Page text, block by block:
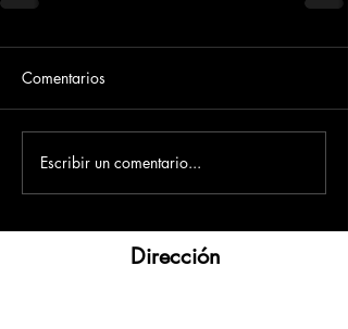
Comentarios
Escribir un comentario...
Dirección